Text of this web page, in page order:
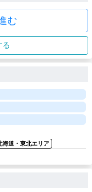
む
る
海道・東北エリア